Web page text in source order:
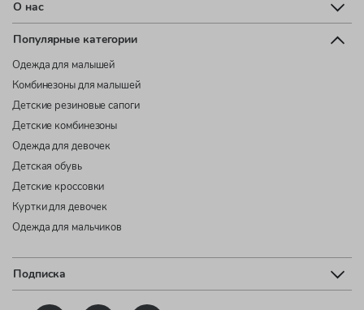
О нас
Популярные категории
Одежда для малышей
Комбинезоны для малышей
Детские резиновые сапоги
Детские комбинезоны
Одежда для девочек
Детская обувь
Детские кроссовки
Куртки для девочек
Одежда для мальчиков
Подписка